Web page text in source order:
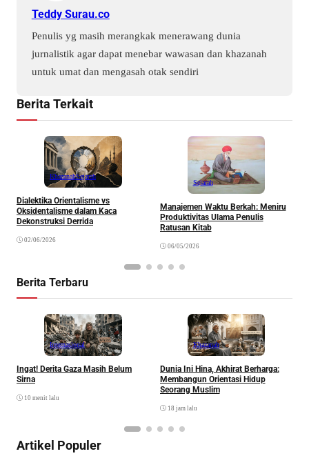
Teddy Surau.co
Penulis yg masih merangkak menerawang dunia
jurnalistik agar dapat menebar wawasan dan khazanah
untuk umat dan mengasah otak sendiri
Berita Terkait
KhazanahSejarah
Dialektika Orientalisme vs
Oksidentalisme dalam Kaca
Dekonstruksi Derrida
02/06/2026
Sejarah
Manajemen Waktu Berkah: Meniru
Produktivitas Ulama Penulis
Ratusan Kitab
06/05/2026
Berita Terbaru
Internasional
Ingat! Derita Gaza Masih Belum
Sirna
10 menit lalu
Khazanah
Dunia Ini Hina, Akhirat Berharga:
Membangun Orientasi Hidup
Seorang Muslim
18 jam lalu
Artikel Populer